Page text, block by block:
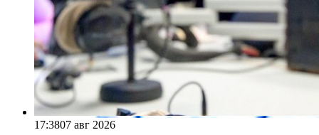
17:3807 авг 2026